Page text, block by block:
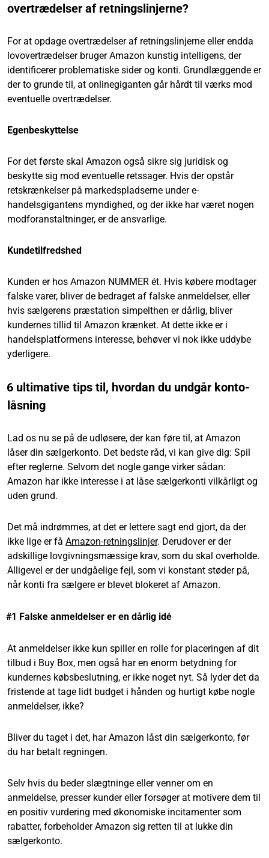
overtrædelser af retningslinjerne?
For at opdage overtrædelser af retningslinjerne eller endda
lovovertrædelser bruger Amazon kunstig intelligens, der
identificerer problematiske sider og konti. Grundlæggende er
der to grunde til, at onlinegiganten går hårdt til værks mod
eventuelle overtrædelser.
Egenbeskyttelse
For det første skal Amazon også sikre sig juridisk og
beskytte sig mod eventuelle retssager. Hvis der opstår
retskrænkelser på markedspladserne under e-
handelsgigantens myndighed, og der ikke har været nogen
modforanstaltninger, er de ansvarlige.
Kundetilfredshed
Kunden er hos Amazon NUMMER ét. Hvis købere modtager
falske varer, bliver de bedraget af falske anmeldelser, eller
hvis sælgerens præstation simpelthen er dårlig, bliver
kundernes tillid til Amazon krænket. At dette ikke er i
handelsplatformens interesse, behøver vi nok ikke uddybe
yderligere.
6 ultimative tips til, hvordan du undgår konto-
låsning
Lad os nu se på de udløsere, der kan føre til, at Amazon
låser din sælgerkonto. Det bedste råd, vi kan give dig: Spil
efter reglerne. Selvom det nogle gange virker sådan:
Amazon har ikke interesse i at låse sælgerkonti vilkårligt og
uden grund.
Det må indrømmes, at det er lettere sagt end gjort, da der
ikke lige er få Amazon-retningslinjer. Derudover er der
adskillige lovgivningsmæssige krav, som du skal overholde.
Alligevel er der undgåelige fejl, som vi konstant støder på,
når konti fra sælgere er blevet blokeret af Amazon.
#1 Falske anmeldelser er en dårlig idé
At anmeldelser ikke kun spiller en rolle for placeringen af dit
tilbud i Buy Box, men også har en enorm betydning for
kundernes købsbeslutning, er ikke noget nyt. Så lyder det da
fristende at tage lidt budget i hånden og hurtigt købe nogle
anmeldelser, ikke?
Bliver du taget i det, har Amazon låst din sælgerkonto, før
du har betalt regningen.
Selv hvis du beder slægtninge eller venner om en
anmeldelse, presser kunder eller forsøger at motivere dem til
en positiv vurdering med økonomiske incitamenter som
rabatter, forbeholder Amazon sig retten til at lukke din
sælgerkonto.